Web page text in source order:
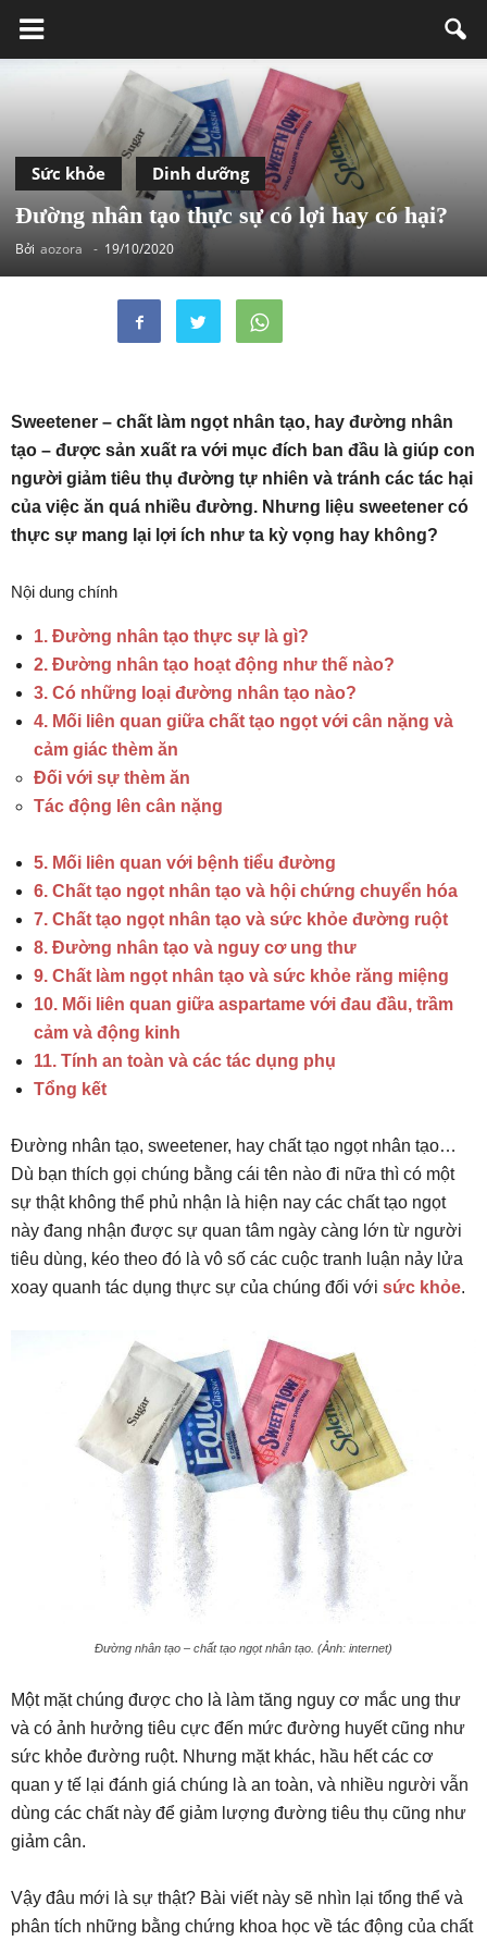
Sức khỏe Dinh dưỡng
Đường nhân tạo thực sự có lợi hay có hại?
Bởi aozora - 19/10/2020
Sweetener – chất làm ngọt nhân tạo, hay đường nhân
tạo – được sản xuất ra với mục đích ban đầu là giúp con
người giảm tiêu thụ đường tự nhiên và tránh các tác hại
của việc ăn quá nhiều đường. Nhưng liệu sweetener có
thực sự mang lại lợi ích như ta kỳ vọng hay không?
Nội dung chính
1. Đường nhân tạo thực sự là gì?
2. Đường nhân tạo hoạt động như thế nào?
3. Có những loại đường nhân tạo nào?
4. Mối liên quan giữa chất tạo ngọt với cân nặng và
cảm giác thèm ăn
Đối với sự thèm ăn
Tác động lên cân nặng
5. Mối liên quan với bệnh tiểu đường
6. Chất tạo ngọt nhân tạo và hội chứng chuyển hóa
7. Chất tạo ngọt nhân tạo và sức khỏe đường ruột
8. Đường nhân tạo và nguy cơ ung thư
9. Chất làm ngọt nhân tạo và sức khỏe răng miệng
10. Mối liên quan giữa aspartame với đau đầu, trầm
cảm và động kinh
11. Tính an toàn và các tác dụng phụ
Tổng kết
Đường nhân tạo, sweetener, hay chất tạo ngọt nhân tạo…
Dù bạn thích gọi chúng bằng cái tên nào đi nữa thì có một
sự thật không thể phủ nhận là hiện nay các chất tạo ngọt
này đang nhận được sự quan tâm ngày càng lớn từ người
tiêu dùng, kéo theo đó là vô số các cuộc tranh luận nảy lửa
xoay quanh tác dụng thực sự của chúng đối với sức khỏe.
Đường nhân tạo – chất tạo ngọt nhân tạo. (Ảnh: internet)
Một mặt chúng được cho là làm tăng nguy cơ mắc ung thư
và có ảnh hưởng tiêu cực đến mức đường huyết cũng như
sức khỏe đường ruột. Nhưng mặt khác, hầu hết các cơ
quan y tế lại đánh giá chúng là an toàn, và nhiều người vẫn
dùng các chất này để giảm lượng đường tiêu thụ cũng như
giảm cân.
Vậy đâu mới là sự thật? Bài viết này sẽ nhìn lại tổng thể và
phân tích những bằng chứng khoa học về tác động của chất